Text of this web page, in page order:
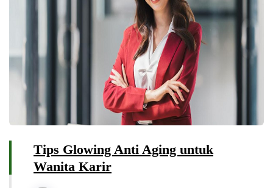
Tips Glowing Anti Aging untuk
Wanita Karir